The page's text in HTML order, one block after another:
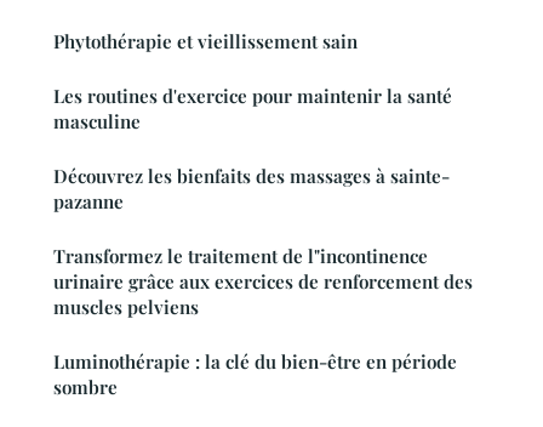
Phytothérapie et vieillissement sain
Les routines d'exercice pour maintenir la santé
masculine
Découvrez les bienfaits des massages à sainte-
pazanne
Transformez le traitement de l"incontinence
urinaire grâce aux exercices de renforcement des
muscles pelviens
Luminothérapie : la clé du bien-être en période
sombre